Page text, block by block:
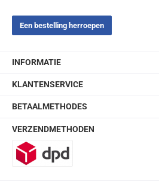
Een bestelling herroepen
INFORMATIE
KLANTENSERVICE
BETAALMETHODES
VERZENDMETHODEN